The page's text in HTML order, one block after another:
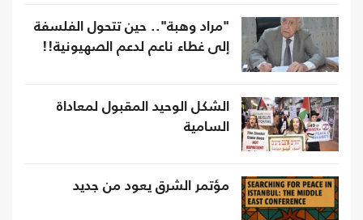
"مراد وهبة".. حين تتحول الفلسفة
إلى غطاء ناعم لدعم الصهيونية!!
الشكل الوحيد المقبول لمعاداة
السامية
مؤتمر الشرق يعود من جديد